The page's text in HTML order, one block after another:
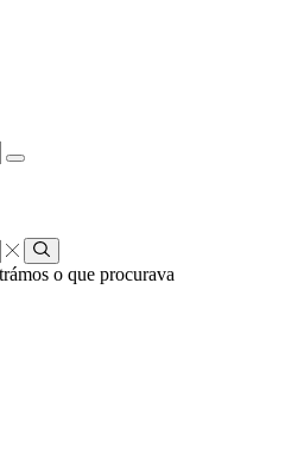
uma
categoria
o que procurava